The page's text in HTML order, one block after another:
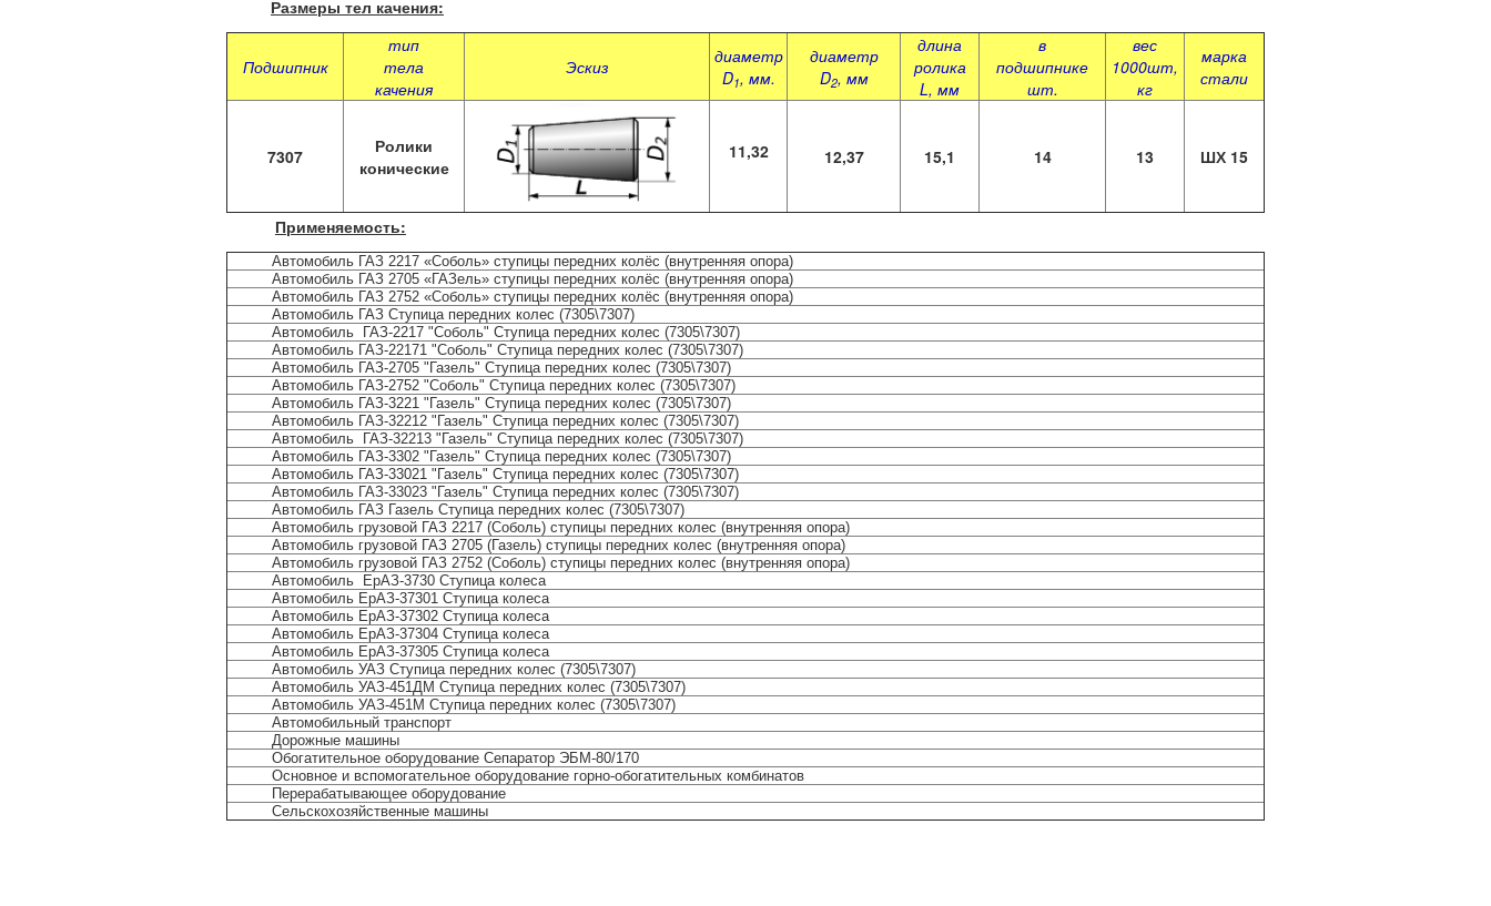
Размеры тел качения:
Подшипник
тип
тела
качения
Эскиз
диаметр
D1, мм.
диаметр
D2, мм
длина
ролика
L, мм
в
подшипнике
шт.
вес
1000шт,
кг
марка
стали
7307
Ролики
конические
11,32 12,37 15,1 14 13 ШХ 15
Применяемость:
Автомобиль ГАЗ 2217 «Соболь» ступицы передних колёс (внутренняя опора)
Автомобиль ГАЗ 2705 «ГАЗель» ступицы передних колёс (внутренняя опора)
Автомобиль ГАЗ 2752 «Соболь» ступицы передних колёс (внутренняя опора)
Автомобиль ГАЗ Ступица передних колес (7305\7307)
Автомобиль ГАЗ-2217 "Соболь" Ступица передних колес (7305\7307)
Автомобиль ГАЗ-22171 "Соболь" Ступица передних колес (7305\7307)
Автомобиль ГАЗ-2705 "Газель" Ступица передних колес (7305\7307)
Автомобиль ГАЗ-2752 "Соболь" Ступица передних колес (7305\7307)
Автомобиль ГАЗ-3221 "Газель" Ступица передних колес (7305\7307)
Автомобиль ГАЗ-32212 "Газель" Ступица передних колес (7305\7307)
Автомобиль ГАЗ-32213 "Газель" Ступица передних колес (7305\7307)
Автомобиль ГАЗ-3302 "Газель" Ступица передних колес (7305\7307)
Автомобиль ГАЗ-33021 "Газель" Ступица передних колес (7305\7307)
Автомобиль ГАЗ-33023 "Газель" Ступица передних колес (7305\7307)
Автомобиль ГАЗ Газель Ступица передних колес (7305\7307)
Автомобиль грузовой ГАЗ 2217 (Соболь) ступицы передних колес (внутренняя опора)
Автомобиль грузовой ГАЗ 2705 (Газель) ступицы передних колес (внутренняя опора)
Автомобиль грузовой ГАЗ 2752 (Соболь) ступицы передних колес (внутренняя опора)
Автомобиль ЕрАЗ-3730 Ступица колеса
Автомобиль ЕрАЗ-37301 Ступица колеса
Автомобиль ЕрАЗ-37302 Ступица колеса
Автомобиль ЕрАЗ-37304 Ступица колеса
Автомобиль ЕрАЗ-37305 Ступица колеса
Автомобиль УАЗ Ступица передних колес (7305\7307)
Автомобиль УАЗ-451ДМ Ступица передних колес (7305\7307)
Автомобиль УАЗ-451М Ступица передних колес (7305\7307)
Автомобильный транспорт
Дорожные машины
Обогатительное оборудование Сепаратор ЭБМ-80/170
Основное и вспомогательное оборудование горно-обогатительных комбинатов
Перерабатывающее оборудование
Сельскохозяйственные машины